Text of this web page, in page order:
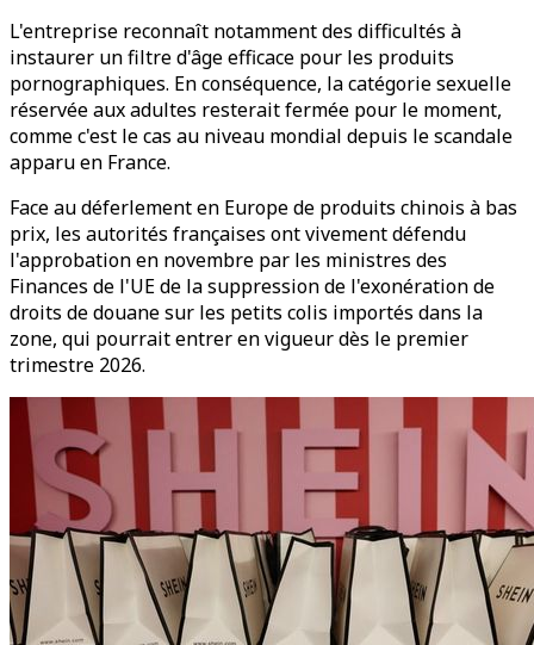
L'entreprise reconnaît notamment des difficultés à
instaurer un filtre d'âge efficace pour les produits
pornographiques. En conséquence, la catégorie sexuelle
réservée aux adultes resterait fermée pour le moment,
comme c'est le cas au niveau mondial depuis le scandale
apparu en France.
Face au déferlement en Europe de produits chinois à bas
prix, les autorités françaises ont vivement défendu
l'approbation en novembre par les ministres des
Finances de l'UE de la suppression de l'exonération de
droits de douane sur les petits colis importés dans la
zone, qui pourrait entrer en vigueur dès le premier
trimestre 2026.